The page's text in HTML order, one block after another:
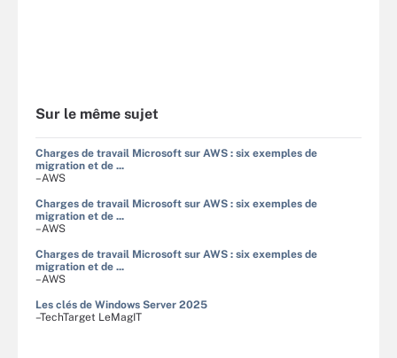
Sur le même sujet
Charges de travail Microsoft sur AWS : six exemples de
migration et de ...
–AWS
Charges de travail Microsoft sur AWS : six exemples de
migration et de ...
–AWS
Charges de travail Microsoft sur AWS : six exemples de
migration et de ...
–AWS
Les clés de Windows Server 2025
–TechTarget LeMagIT